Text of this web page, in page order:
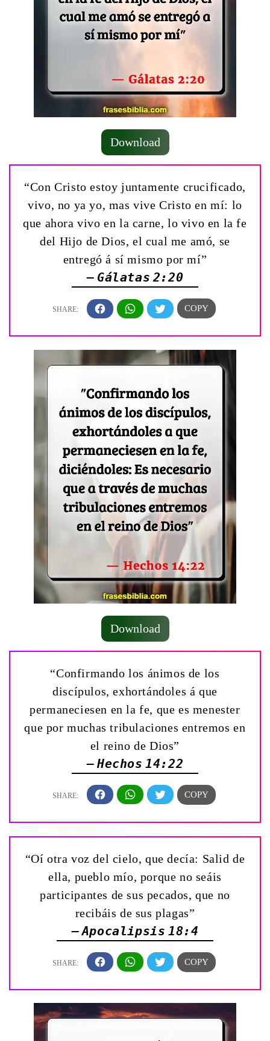
Download
“Con Cristo estoy juntamente crucificado,
vivo, no ya yo, mas vive Cristo en mí: lo
que ahora vivo en la carne, lo vivo en la fe
del Hijo de Dios, el cual me amó, se
entregó á sí mismo por mí”
— Gálatas 2:20
Download
“Confirmando los ánimos de los
discípulos, exhortándoles á que
permaneciesen en la fe, que es menester
que por muchas tribulaciones entremos en
el reino de Dios”
— Hechos 14:22
“Oí otra voz del cielo, que decía: Salid de
ella, pueblo mío, porque no seáis
participantes de sus pecados, que no
recibáis de sus plagas”
— Apocalipsis 18:4